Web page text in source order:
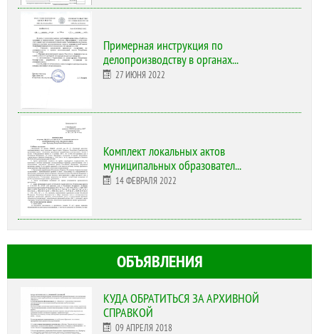
Примерная инструкция по
делопроизводству в органах...
27 ИЮНЯ 2022
Комплект локальных актов
муниципальных образовател...
14 ФЕВРАЛЯ 2022
ОБЪЯВЛЕНИЯ
КУДА ОБРАТИТЬСЯ ЗА АРХИВНОЙ
СПРАВКОЙ
09 АПРЕЛЯ 2018